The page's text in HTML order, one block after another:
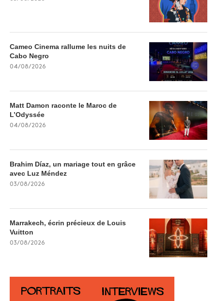
Cameo Cinema rallume les nuits de
Cabo Negro
04/08/2026
Matt Damon raconte le Maroc de
L’Odyssée
04/08/2026
Brahim Díaz, un mariage tout en grâce
avec Luz Méndez
03/08/2026
Marrakech, écrin précieux de Louis
Vuitton
03/08/2026